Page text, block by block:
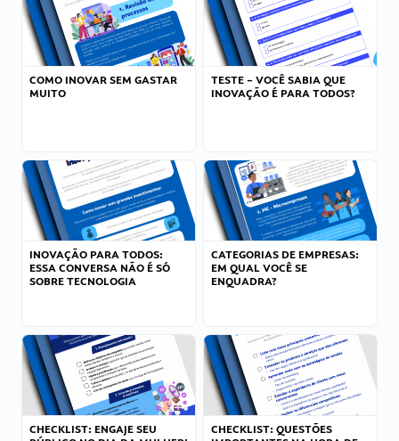
COMO INOVAR SEM GASTAR
MUITO
TESTE – VOCÊ SABIA QUE
INOVAÇÃO É PARA TODOS?
INOVAÇÃO PARA TODOS:
ESSA CONVERSA NÃO É SÓ
SOBRE TECNOLOGIA
CATEGORIAS DE EMPRESAS:
EM QUAL VOCÊ SE
ENQUADRA?
CHECKLIST: ENGAJE SEU
CHECKLIST: QUESTÕES